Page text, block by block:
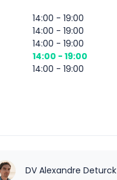
14:00 - 19:00
14:00 - 19:00
14:00 - 19:00
14:00 - 19:00
14:00 - 19:00
DV Alexandre Deturck